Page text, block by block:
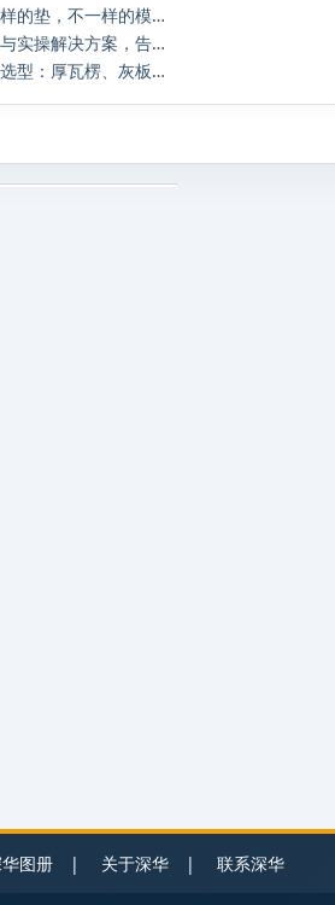
刀版弹垫排布技巧：同样的垫，不一样的模切
刀版弹垫高频故障排查与实操解决方案，告别
重载模切场景刀版弹垫选型：厚瓦楞、灰板加
图册 | 关于深华 | 联系深华